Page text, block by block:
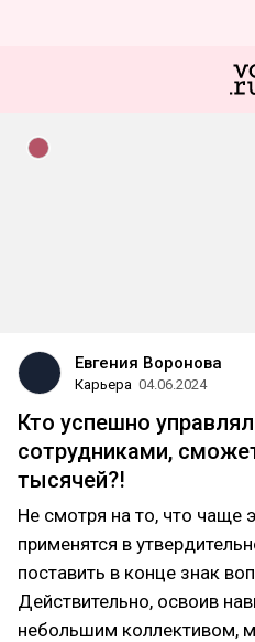
Евгения Воронова
Карьера 04.06.2024
Кто успешно
сотрудниками,
тысячей?!
Не смотря на то, что чаще
применятся в
поставить в конце знак
Действительно, освоив
небольшим коллективом,